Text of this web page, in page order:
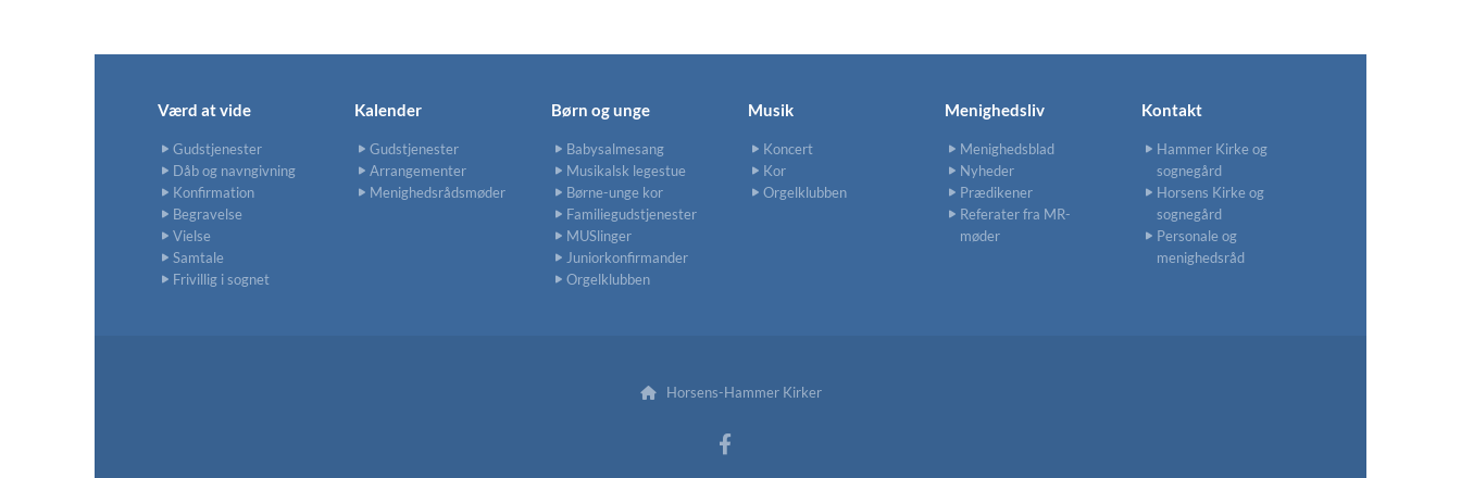
Værd at vide
Gudstjenester
Dåb og navngivning
Konfirmation
Begravelse
Vielse
Samtale
Frivillig i sognet
Kalender
Gudstjenester
Arrangementer
Menighedsrådsmøder
Børn og unge
Babysalmesang
Musikalsk legestue
Børne-unge kor
Familiegudstjenester
MUSlinger
Juniorkonfirmander
Orgelklubben
Musik
Koncert
Kor
Orgelklubben
Menighedsliv
Menighedsblad
Nyheder
Prædikener
Referater fra MR-
møder
Kontakt
Hammer Kirke og
sognegård
Horsens Kirke og
sognegård
Personale og
menighedsråd
Horsens-Hammer Kirker